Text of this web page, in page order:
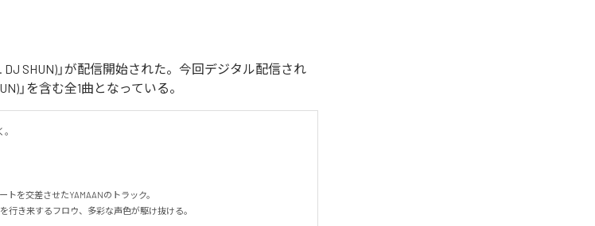
DJ SHUN)」が配信開始された。今回デジタル配信され
」を含む全1曲となっている。
を交差させたYAMAANのトラック。
行き来するフロウ、多彩な声色が駆け抜ける。